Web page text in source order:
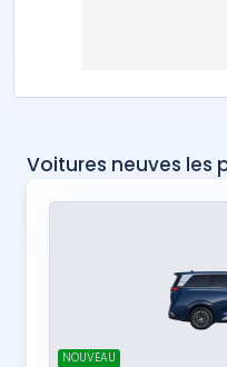
Voitures neuves les
NOUVEAU